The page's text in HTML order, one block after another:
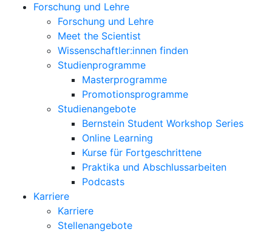
Forschung und Lehre
Forschung und Lehre
Meet the Scientist
Wissenschaftler:innen finden
Studienprogramme
Masterprogramme
Promotionsprogramme
Studienangebote
Bernstein Student Workshop Series
Online Learning
Kurse für Fortgeschrittene
Praktika und Abschlussarbeiten
Podcasts
Karriere
Karriere
Stellenangebote